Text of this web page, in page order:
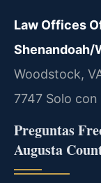
Law Offices
Shenandoah/
Woodstock,
7747 Solo
Preguntas
Augusta